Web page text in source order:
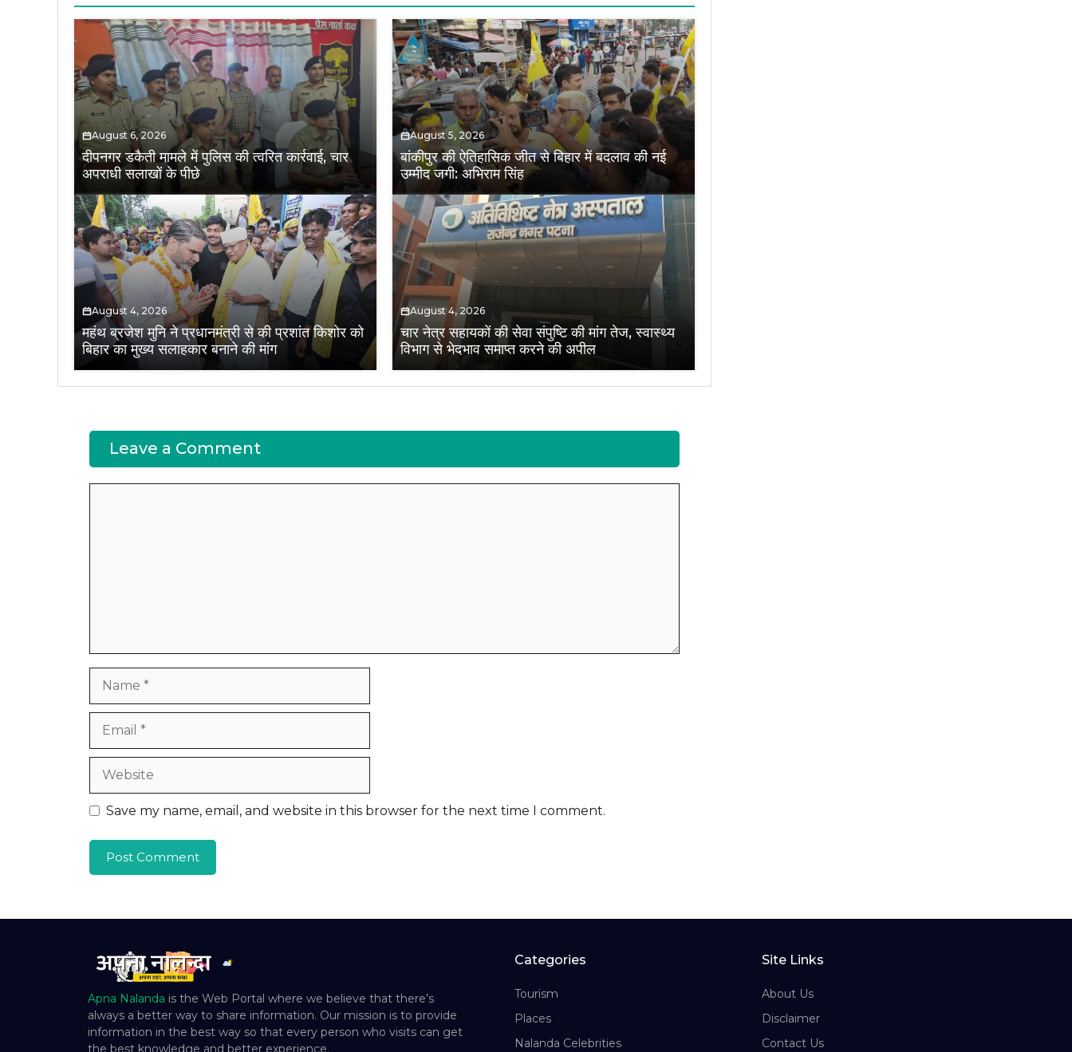
August 6, 2026
दीपनगर डकैती मामले में पुलिस की त्वरित कार्रवाई, चार
अपराधी सलाखों के पीछे
August 5, 2026
बांकीपुर की ऐतिहासिक जीत से बिहार में बदलाव की नई
उम्मीद जगी: अभिराम सिंह
August 4, 2026
महंथ ब्रजेश मुनि ने प्रधानमंत्री से की प्रशांत किशोर को
बिहार का मुख्य सलाहकार बनाने की मांग
August 4, 2026
चार नेत्र सहायकों की सेवा संपुष्टि की मांग तेज, स्वास्थ्य
विभाग से भेदभाव समाप्त करने की अपील
Leave a Comment
Website
Save my name, email, and website in this browser for the next time I comment.
Apna Nalanda is the Web Portal where we believe that there’s
always a better way to share information. Our mission is to provide
information in the best way so that every person who visits can get
the best knowledge and better experience.
Categories
Tourism
Places
Nalanda Celebrities
Site Links
About Us
Disclaimer
Contact Us